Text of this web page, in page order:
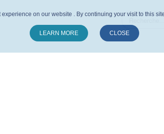
on our website . By continuing your visit to this
LEARN MORE CLOSE